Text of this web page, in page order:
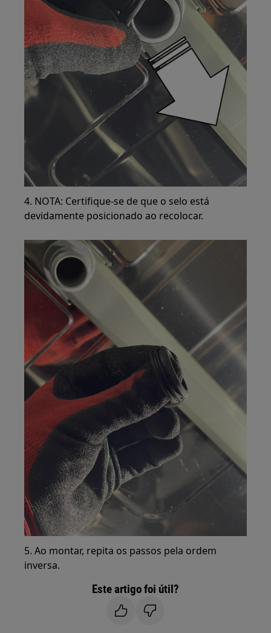
4. NOTA: Certifique-se de que o selo está
devidamente posicionado ao recolocar.
5. Ao montar, repita os passos pela ordem
inversa.
Este artigo foi útil?